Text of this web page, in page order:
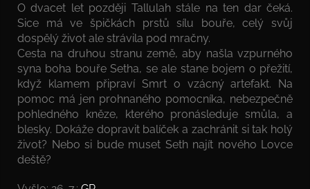
O dvacet let později Tallulah stále na ten dar čeká.
Sice má ve špičkách prstů sílu bouře, celý svůj
dospělý život ale strávila pod mračny.
Cesta na druhou stranu země, aby našla vzpurného
syna boha bouře Setha, se ale stane bojem o přežití,
když klamem připraví Smrt o vzácný artefakt. Na
pomoc má jen prohnaného pomocníka, nebezpečně
pohledného kněze, kterého pronásleduje smůla, a
blesky. Dokáže dopravit balíček a zachránit si tak holý
život? Nebo si bude muset Seth najít nového Lovce
deště?